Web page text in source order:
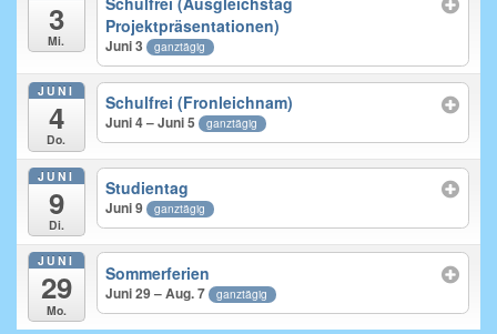
3
Mi.
Projektpräsentationen)
Juni 3 ganztägig
JUNI
4
Do.
Schulfrei (Fronleichnam)
Juni 4 – Juni 5 ganztägig
JUNI
9
Di.
Studientag
Juni 9 ganztägig
JUNI
29
Mo.
Sommerferien
Juni 29 – Aug. 7 ganztägig